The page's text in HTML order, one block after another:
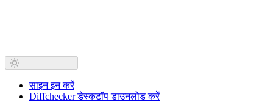
साइन इन करें
Diffchecker डेस्कटॉप डाउनलोड करें